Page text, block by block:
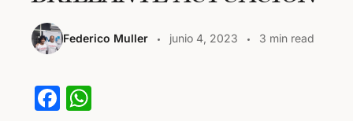
Federico Muller junio 4, 2023 3 min read
F